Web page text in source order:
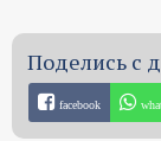
facebook